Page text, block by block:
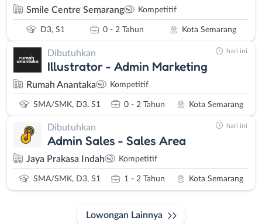
Smile Centre Semarang Kompetitif
D3, S1 0 - 2 Tahun Kota Semarang
Dibutuhkan
Illustrator - Admin Marketing
Rumah Anantaka Kompetitif
SMA/SMK, D3, S1 0 - 2 Tahun Kota Semarang
hari ini
Dibutuhkan
Admin Sales - Sales Area
Jaya Prakasa Indah Kompetitif
SMA/SMK, D3, S1 1 - 2 Tahun Kota Semarang
hari ini
Lowongan Lainnya